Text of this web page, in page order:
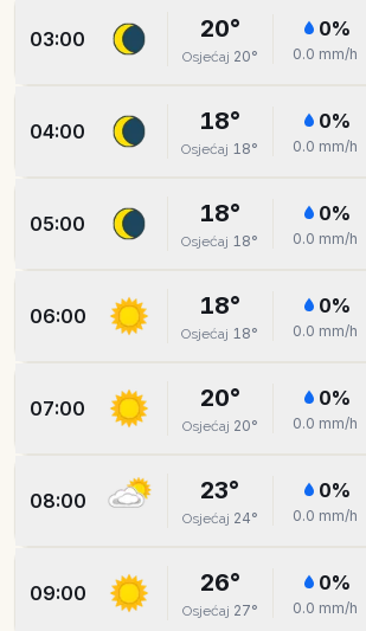
03:00 20°
Osjećaj 20°
0%
0.0 mm/h
04:00 18°
Osjećaj 18°
0%
0.0 mm/h
05:00 18°
Osjećaj 18°
0%
0.0 mm/h
06:00 18°
Osjećaj 18°
0%
0.0 mm/h
07:00 20°
Osjećaj 20°
0%
0.0 mm/h
08:00 23°
Osjećaj 24°
0%
0.0 mm/h
09:00 26°
Osjećaj 27°
0%
0.0 mm/h